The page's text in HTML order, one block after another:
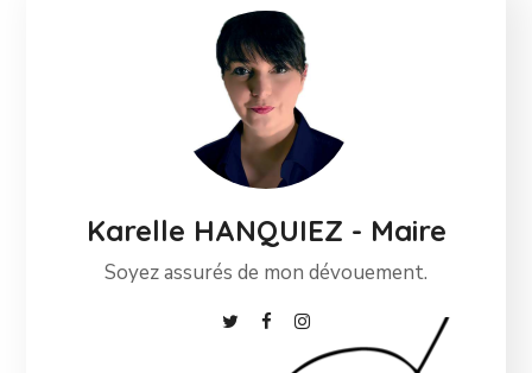
Karelle HANQUIEZ - Maire
Soyez assurés de mon dévouement.